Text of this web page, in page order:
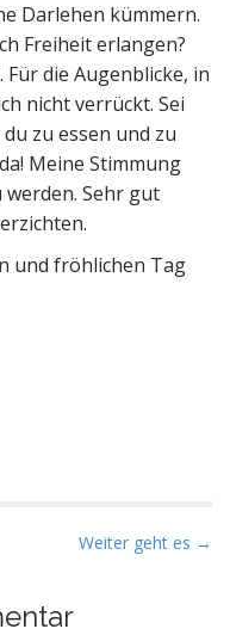
Darlehen kümmern.
Freiheit erlangen?
die Augenblicke, in
nicht verrückt. Sei
zu essen und zu
Meine Stimmung
Sehr gut
und fröhlichen Tag
Weiter geht es →